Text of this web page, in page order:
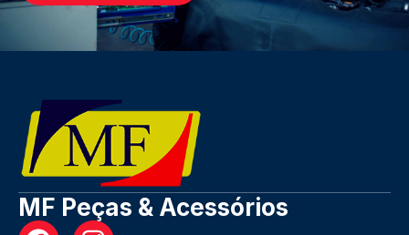
MF Peças & Acessórios